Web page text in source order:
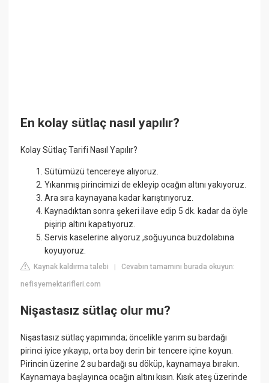
En kolay sütlaç nasıl yapılır?
Kolay Sütlaç Tarifi Nasıl Yapılır?
Sütümüzü tencereye alıyoruz.
Yıkanmış pirincimizi de ekleyip ocağın altını yakıyoruz.
Ara sıra kaynayana kadar karıştırıyoruz.
Kaynadıktan sonra şekeri ilave edip 5 dk. kadar da öyle
pişirip altını kapatıyoruz.
Servis kaselerine alıyoruz ,soğuyunca buzdolabına
koyuyoruz.
Kaynak kaldırma talebi |Cevabın tamamını burada okuyun:
nefisyemektarifleri.com
Nişastasız sütlaç olur mu?
Nişastasız sütlaç yapımında; öncelikle yarım su bardağı
pirinci iyice yıkayıp, orta boy derin bir tencere içine koyun.
Pirincin üzerine 2 su bardağı su döküp, kaynamaya bırakın.
Kaynamaya başlayınca ocağın altını kısın. Kısık ateş üzerinde